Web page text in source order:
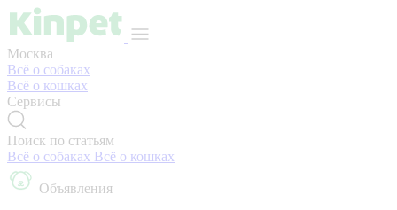
Москва
Всё о собаках
Всё о кошках
Сервисы
Поиск по статьям
Всё о собаках Всё о кошках
Объявления